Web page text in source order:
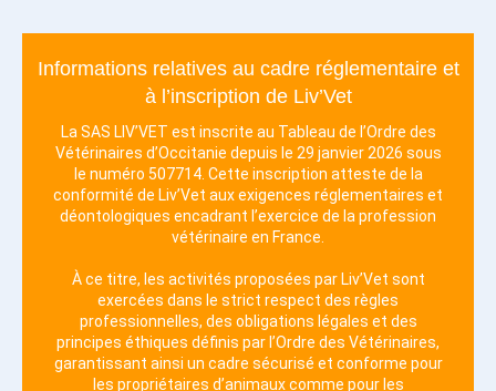
Informations relatives au cadre réglementaire et
à l’inscription de Liv’Vet
La SAS LIV’VET est inscrite au Tableau de l’Ordre des
Vétérinaires d’Occitanie depuis le 29 janvier 2026 sous
le numéro 507714. Cette inscription atteste de la
conformité de Liv’Vet aux exigences réglementaires et
déontologiques encadrant l’exercice de la profession
vétérinaire en France.
À ce titre, les activités proposées par Liv’Vet sont
exercées dans le strict respect des règles
professionnelles, des obligations légales et des
principes éthiques définis par l’Ordre des Vétérinaires,
garantissant ainsi un cadre sécurisé et conforme pour
les propriétaires d’animaux comme pour les